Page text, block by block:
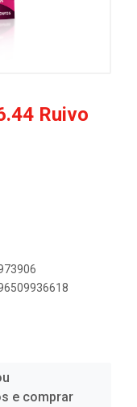
Ruivo
e comprar